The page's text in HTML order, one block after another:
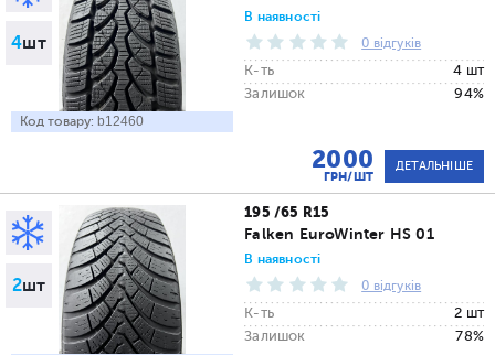
Сезон
Всі
Кількість
Всі
ПІДІБРАТИ
4шт
Код товару: b12460
В наявності
0 відгуків
К-ть
4 шт
Залишок
94%
2000
ГРН/ШТ
ДЕТАЛЬНІШЕ
2шт
195 /65 R15
Falken EuroWinter HS 01
В наявності
0 відгуків
К-ть
2 шт
Залишок
78%